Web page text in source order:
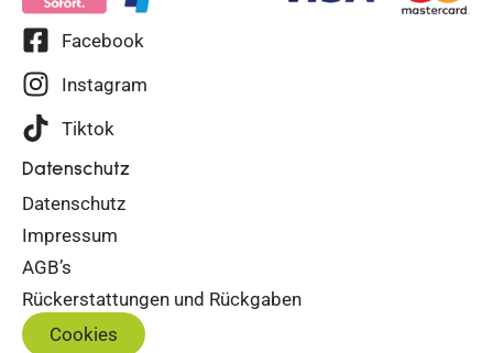
Facebook
Instagram
Tiktok
Datenschutz
Datenschutz
Impressum
AGB’s
Rückerstattungen und Rückgaben
Cookies